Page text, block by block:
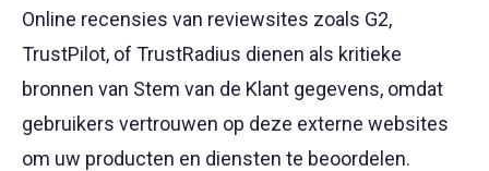
Online recensies van reviewsites zoals G2,
TrustPilot, of TrustRadius dienen als kritieke
bronnen van Stem van de Klant gegevens, omdat
gebruikers vertrouwen op deze externe websites
om uw producten en diensten te beoordelen.